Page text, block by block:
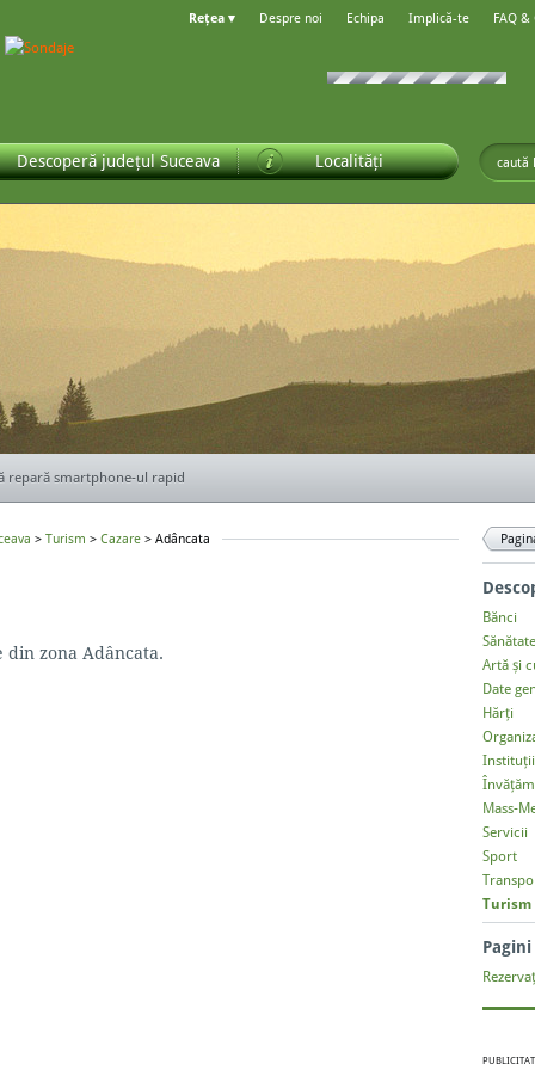
Descoperă județul Suceava Localități
Despre noi Echipa Implică-te FAQ &
Rețea ▾
> Turism > Cazare > Adâncata
zona Adâncata.
Bănci
Sănătate
Artă și
Date
Hărți
Mass-
Servicii
Sport
Turism